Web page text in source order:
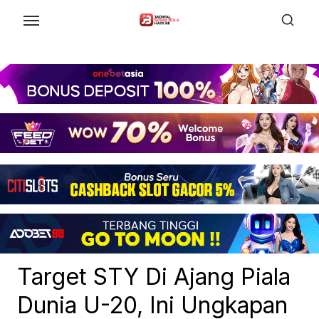
content
Target STY Di Ajang Piala
Dunia U-20, Ini Ungkapan